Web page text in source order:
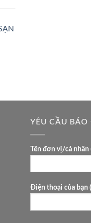
YÊU CẦU BÁO
Tên đơn vị/cá nhân
Điện thoại của bạn